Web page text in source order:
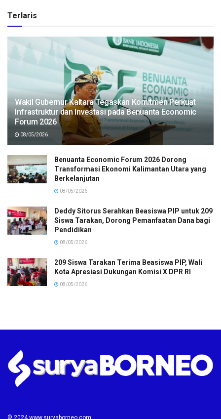
Terlaris
Wakil Gubernur Kaltara Tegaskan Komitmen Perkuat
Infrastruktur dan Investasi pada Benuanta Economic
Forum 2026
08/05/2026
Benuanta Economic Forum 2026 Dorong
Transformasi Ekonomi Kalimantan Utara yang
Berkelanjutan
08/05/2026
Deddy Sitorus Serahkan Beasiswa PIP untuk 209
Siswa Tarakan, Dorong Pemanfaatan Dana bagi
Pendidikan
08/05/2026
209 Siswa Tarakan Terima Beasiswa PIP, Wali
Kota Apresiasi Dukungan Komisi X DPR RI
08/05/2026